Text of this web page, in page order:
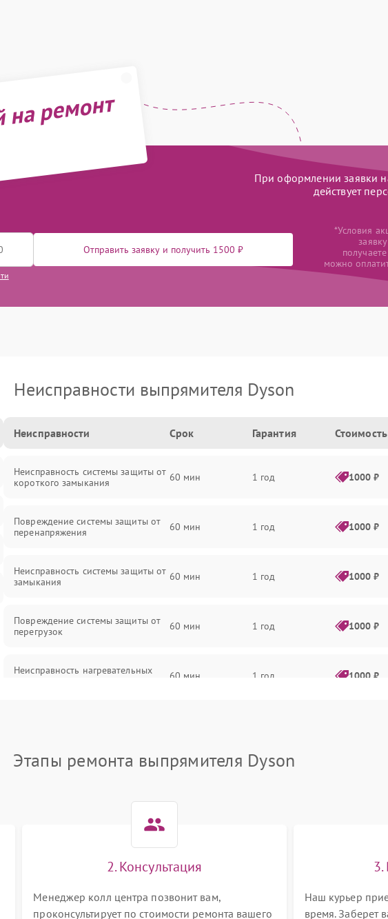
ремонт
При оформлении заявки
действует
Отправить заявку и получить 1500 ₽
*Условия
можно
Неисправности выпрямителя Dyson
Неисправности Срок Гарантия Стоимость
Неисправность системы защиты от
короткого замыкания
60 мин 1 год 1000 ₽
Повреждение системы защиты от
перенапряжения
60 мин 1 год 1000 ₽
Неисправность системы защиты от
замыкания
60 мин 1 год 1000 ₽
Повреждение системы защиты от
перегрузок
60 мин 1 год 1000 ₽
Неисправность нагревательных
60 мин 1 год 1000 ₽
Неисправность регулятора
автоматического отключения
60 мин 1000 ₽
Поломка системы защиты от
60 мин 1 год 1000 ₽
Этапы ремонта выпрямителя Dyson
2. Консультация
Менеджер колл центра позвонит вам,
проконсультирует по стоимости ремонта вашего
3.
Наш курьер
время. Заберет